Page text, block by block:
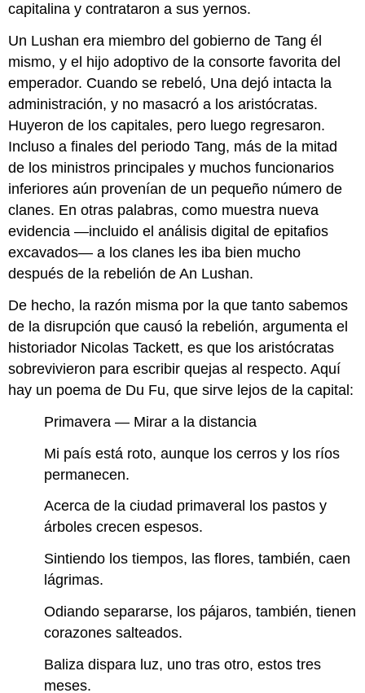
capitalina y contrataron a sus yernos.
Un Lushan era miembro del gobierno de Tang él
mismo, y el hijo adoptivo de la consorte favorita del
emperador. Cuando se rebeló, Una dejó intacta la
administración, y no masacró a los aristócratas.
Huyeron de los capitales, pero luego regresaron.
Incluso a finales del periodo Tang, más de la mitad
de los ministros principales y muchos funcionarios
inferiores aún provenían de un pequeño número de
clanes. En otras palabras, como muestra nueva
evidencia —incluido el análisis digital de epitafios
excavados— a los clanes les iba bien mucho
después de la rebelión de An Lushan.
De hecho, la razón misma por la que tanto sabemos
de la disrupción que causó la rebelión, argumenta el
historiador Nicolas Tackett, es que los aristócratas
sobrevivieron para escribir quejas al respecto. Aquí
hay un poema de Du Fu, que sirve lejos de la capital:
Primavera — Mirar a la distancia
Mi país está roto, aunque los cerros y los ríos
permanecen.
Acerca de la ciudad primaveral los pastos y
árboles crecen espesos.
Sintiendo los tiempos, las flores, también, caen
lágrimas.
Odiando separarse, los pájaros, también, tienen
corazones salteados.
Baliza dispara luz, uno tras otro, estos tres
meses.